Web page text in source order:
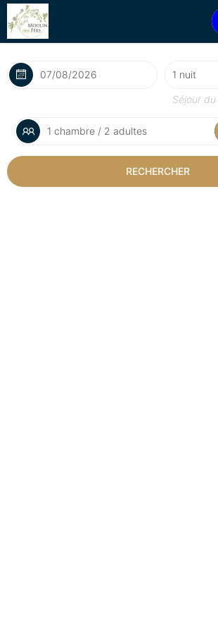
Séjour du
1 chambre / 2 adultes